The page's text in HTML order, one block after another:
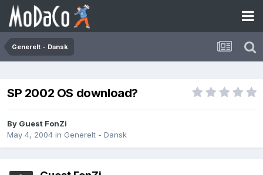
Generelt - Dansk
SP 2002 OS download?
By Guest FonZi
May 4, 2004 in Generelt - Dansk